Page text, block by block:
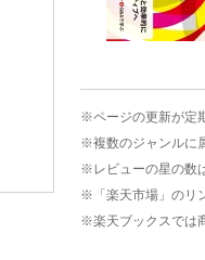
※ページの更新が定
※複数のジャンルに
※レビューの星の数
※「楽天市場」のリ
※楽天ブックスでは